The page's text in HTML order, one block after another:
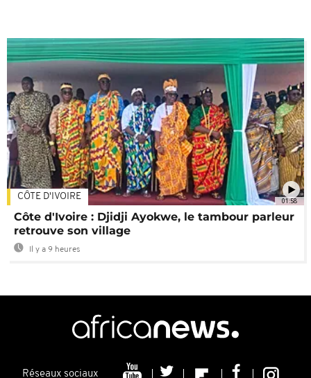
01:58
CÔTE D'IVOIRE
Côte d'Ivoire : Djidji Ayokwe, le tambour parleur
retrouve son village
Il y a 9 heures
Réseaux sociaux